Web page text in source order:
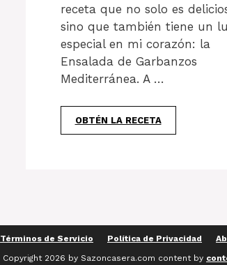
receta que no solo es
sino que también tiene un
especial en mi corazón: la
Ensalada de Garbanzos
Mediterránea. A …
OBTÉN LA RECETA
Términos de Servicio Política de Privacidad
Copyright 2026 by Sazoncasera.com content by